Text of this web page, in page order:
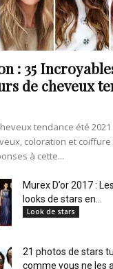
: 35
de cheveux
tendance été
coloration et
à cette...
Murex D’or 2017 :
looks de stars en...
Look de stars
21 photos de stars
comme vous ne les